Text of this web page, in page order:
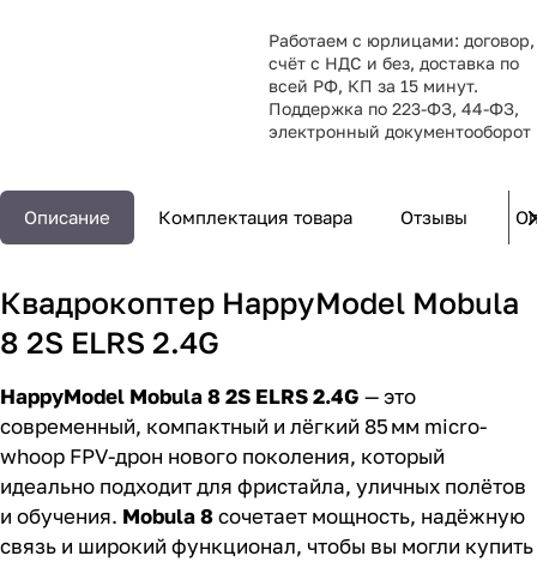
Работаем с юрлицами: договор,
счёт с НДС и без, доставка по
всей РФ, КП за 15 минут.
Поддержка по 223-ФЗ, 44-ФЗ,
электронный документооборот
Описание Комплектация товара Отзывы
Квадрокоптер HappyModel Mobula
8 2S ELRS 2.4G
HappyModel Mobula 8 2S ELRS 2.4G — это
современный, компактный и лёгкий 85 мм micro-
whoop FPV-дрон нового поколения, который
идеально подходит для фристайла, уличных полётов
и обучения. Mobula 8сочетает мощность, надёжную
связь и широкий функционал, чтобы вы могли купить